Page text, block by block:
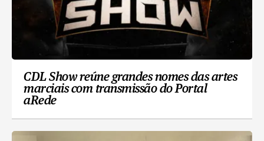
CDL Show reúne grandes nomes das artes
marciais com transmissão do Portal
aRede